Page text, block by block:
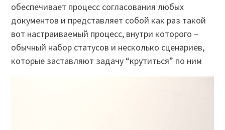
обеспечивает процесс согласования любых
документов и представляет собой как раз такой
вот настраиваемый процесс, внутри которого –
обычный набор статусов и несколько сценариев,
которые заставляют задачу “крутиться” по ним